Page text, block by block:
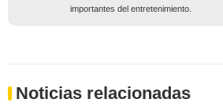
importantes del entretenimiento.
Noticias relacionadas